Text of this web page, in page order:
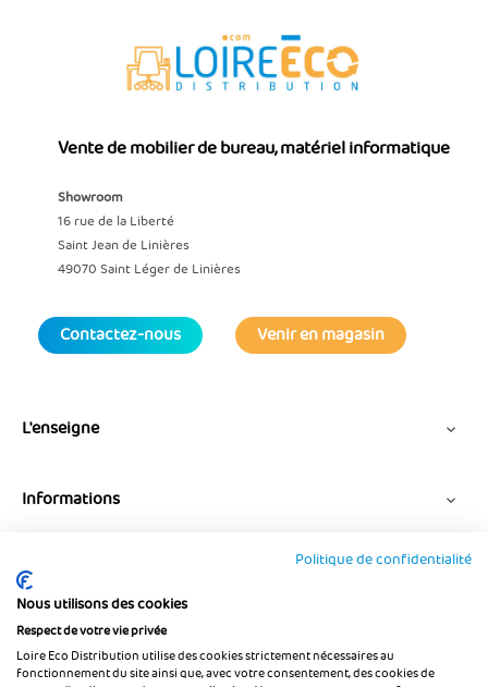
Vente de mobilier de bureau, matériel informatique
Showroom
16 rue de la Liberté
Saint Jean de Linières
49070 Saint Léger de Linières
Contactez-nous Venir en magasin
L'enseigne 
Informations 
Suivez-nous
Politique de confidentialité
Nous utilisons des cookies
Respect de votre vie privée
Loire Eco Distribution utilise des cookies strictement nécessaires au
fonctionnement du site ainsi que, avec votre consentement, des cookies de